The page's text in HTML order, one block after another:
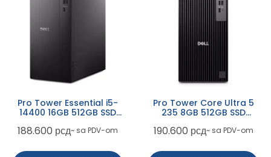
Pro Tower Essential i5-
14400 16GB 512GB SSD
WiFi
188.600 рсд~ sa PDV-om
Pro Tower Core Ultra 5
235 8GB 512GB SSD
ProSupport
190.600 рсд~ sa PDV-om